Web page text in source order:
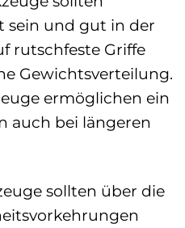
sein und gut in der
rutschfeste Griffe
Gewichtsverteilung.
ermöglichen ein
auch bei längeren
sollten über die